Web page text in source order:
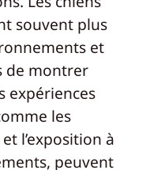
souvent plus
et
de montrer
expériences
les
l’exposition à
peuvent